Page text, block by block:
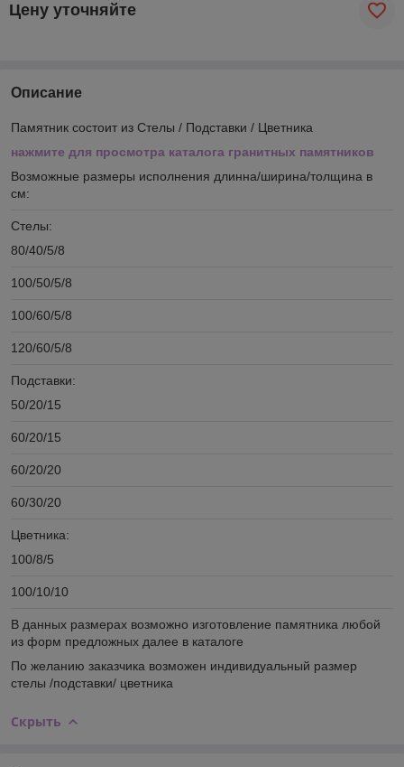
Цену уточняйте
Описание
Памятник состоит из Стелы / Подставки / Цветника
нажмите для просмотра каталога гранитных памятников
Возможные размеры исполнения длинна/ширина/толщина в
см:
Стелы:
80/40/5/8
100/50/5/8
100/60/5/8
120/60/5/8
Подставки:
50/20/15
60/20/15
60/20/20
60/30/20
Цветника:
100/8/5
100/10/10
В данных размерах возможно изготовление памятника любой
из форм предложных далее в каталоге
По желанию заказчика возможен индивидуальный размер
стелы /подставки/ цветника
Скрыть